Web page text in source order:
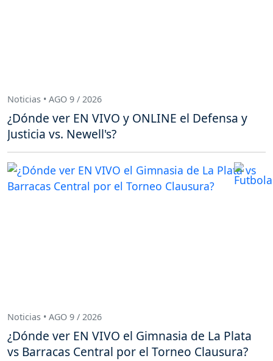
Noticias • AGO 9 / 2026
¿Dónde ver EN VIVO y ONLINE el Defensa y
Justicia vs. Newell's?
Noticias • AGO 9 / 2026
¿Dónde ver EN VIVO el Gimnasia de La Plata
vs Barracas Central por el Torneo Clausura?